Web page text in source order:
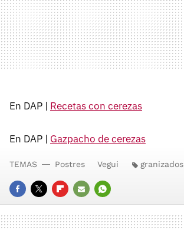
En DAP | Recetas con cerezas
En DAP | Gazpacho de cerezas
FACEBOOK
TWITTERFLIPBOARD
E-
MAIL
WHATSAPP
TEMAS Postres Vegui granizados